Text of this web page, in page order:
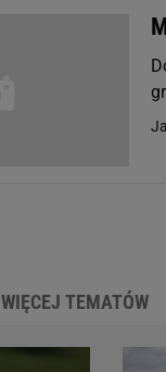
WIĘCEJ TEMATÓW